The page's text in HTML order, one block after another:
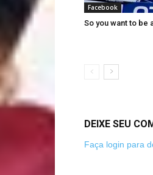
Facebook
So you want to be
DEIXE SEU
Faça login para